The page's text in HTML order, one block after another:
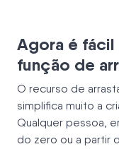
Agora é fácil
função de
O recurso de
simplifica muito a
Qualquer pessoa,
do zero ou a partir